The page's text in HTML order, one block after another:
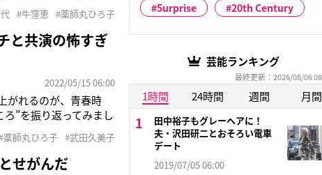
#牛窪恵 #薬師丸ひろ子
と共演の怖すぎ
2022/05/15 06:00
がれるのが、青春時
”を振り返ってみまし
きました」 &
薬師丸ひろ子 #武田久美子
せがんだ
5urprise
20th Century
芸能ランキング
最終更新：2026/08/06
1時間 24時間 週間 月間
田中裕子もグレーヘアに！
夫・沢田研二とおそろい電車
デート
2019/07/05 06:00